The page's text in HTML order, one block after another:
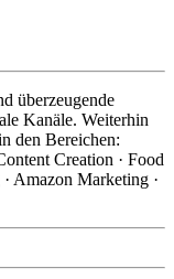
überzeugende
Kanäle. Weiterhin
den Bereichen:
Creation · Food
Amazon Marketing ·